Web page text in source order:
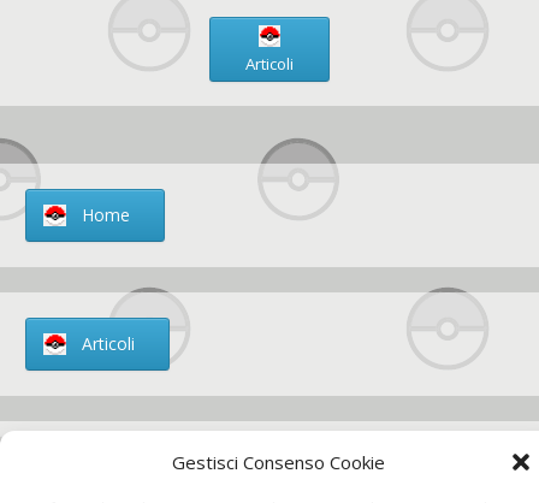
Gestisci Consenso Cookie
Articoli
Home
Articoli
Chi siamo